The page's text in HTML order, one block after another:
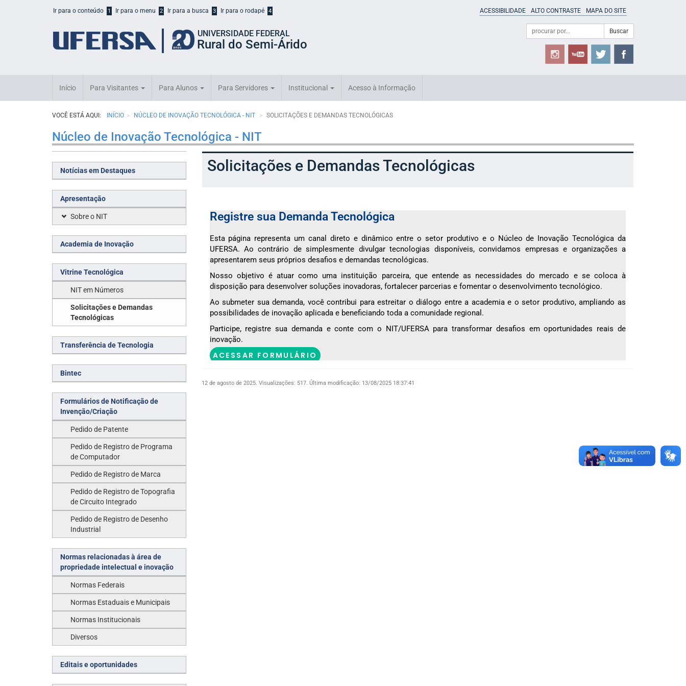
Ir para o conteúdo 1 Ir para o menu 2 Ir para a busca 3 Ir para o rodapé 4 ACESSIBILIDADE ALTO CONTRASTE MAPA DO SITE
UNIVERSIDADE FEDERAL
Rural do Semi-Árido
Formulário
Busca
Campo
de
Buscar
Início Para Visitantes Para Alunos Para Servidores Institucional Acesso à Informação
VOCÊ ESTÁ AQUI: INÍCIO NÚCLEO DE INOVAÇÃO TECNOLÓGICA - NIT SOLICITAÇÕES E DEMANDAS TECNOLÓGICAS
Núcleo de Inovação Tecnológica - NIT
Notícias em Destaques
Apresentação
Sobre o NIT
Academia de Inovação
Vitrine Tecnológica
NIT em Números
Solicitações e Demandas
Tecnológicas
Transferência de Tecnologia
Bintec
Formulários de Notificação de
Invenção/Criação
Pedido de Patente
Pedido de Registro de Programa
de Computador
Pedido de Registro de Marca
Pedido de Registro de Topografia
de Circuito Integrado
Pedido de Registro de Desenho
Industrial
Normas relacionadas à área de
propriedade intelectual e inovação
Normas Federais
Normas Estaduais e Municipais
Normas Institucionais
Diversos
Editais e oportunidades
Solicitações e Demandas Tecnológicas
Registre sua Demanda Tecnológica
Esta página representa um canal direto e dinâmico entre o setor produtivo e o Núcleo de Inovação Tecnológica da
UFERSA. Ao contrário de simplesmente divulgar tecnologias disponíveis, convidamos empresas e organizações a
apresentarem seus próprios desafios e demandas tecnológicas.
Nosso objetivo é atuar como uma instituição parceira, que entende as necessidades do mercado e se coloca à
disposição para desenvolver soluções inovadoras, fortalecer parcerias e fomentar o desenvolvimento tecnológico.
Ao submeter sua demanda, você contribui para estreitar o diálogo entre a academia e o setor produtivo, ampliando as
possibilidades de inovação aplicada e beneficiando toda a comunidade regional.
Participe, registre sua demanda e conte com o NIT/UFERSA para transformar desafios em oportunidades reais de
inovação.
ACESSAR FORMULÁRIO
12 de agosto de 2025. Visualizações: 517. Última modificação: 13/08/2025 18:37:41